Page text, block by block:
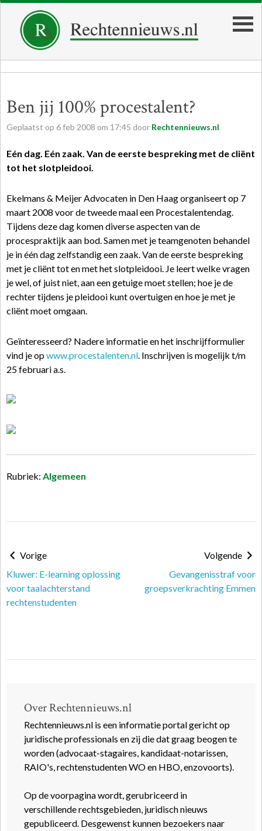
Ben jij 100% procestalent?
Geplaatst op 6feb 2008 om 17:45 door Rechtennieuws.nl
Eén dag. Eén zaak. Van de eerste bespreking met de cliënt
tot het slotpleidooi.
Ekelmans & Meijer Advocaten in Den Haag organiseert op 7
maart 2008 voor de tweede maal een Procestalentendag.
Tijdens deze dag komen diverse aspecten van de
procespraktijk aan bod. Samen met je teamgenoten behandel
je in één dag zelfstandig een zaak. Van de eerste bespreking
met je cliënt tot en met het slotpleidooi. Je leert welke vragen
je wel, of juist niet, aan een getuige moet stellen; hoe je de
rechter tijdens je pleidooi kunt overtuigen en hoe je met je
cliënt moet omgaan.
Geïnteresseerd? Nadere informatie en het inschrijfformulier
vind je opwww.procestalenten.nl. Inschrijven is mogelijk t/m
25 februari a.s.
Rubriek: Algemeen
Vorige
Kluwer: E-learning oplossing
voor taalachterstand
rechtenstudenten
Volgende
Gevangenisstraf voor
groepsverkrachting Emmen
Over Rechtennieuws.nl
Rechtennieuws.nl is een informatie portal gericht op
juridische professionals en zij die dat graag beogen te
worden (advocaat-stagaires, kandidaat-notarissen,
RAIO's, rechtenstudenten WO en HBO, enzovoorts).
Op de voorpagina wordt, gerubriceerd in
verschillende rechtsgebieden, juridisch nieuws
gepubliceerd. Desgewenst kunnen bezoekers naar